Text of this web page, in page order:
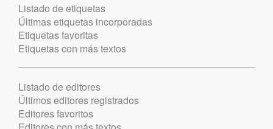
Listado de etiquetas
Últimas etiquetas incorporadas
Etiquetas favoritas
Etiquetas con más textos
Listado de editores
Últimos editores registrados
Editores favoritos